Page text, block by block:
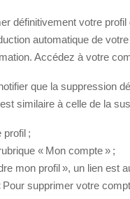
définitivement votre
automatique de
Accédez à votre
que la suppression
similaire à celle de la
profil ;
« Mon compte » ;
mon profil », un lien est
supprimer votre